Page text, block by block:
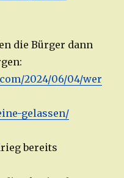
die Bürger dann
2024/06/04/wer
gelassen/
bereits